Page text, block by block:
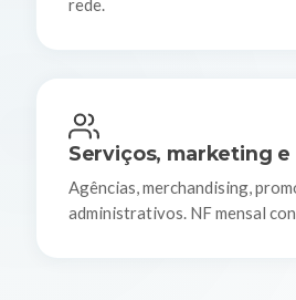
rede.
Serviços, marketing
Agências, merchandising,
administrativos. NF mensal